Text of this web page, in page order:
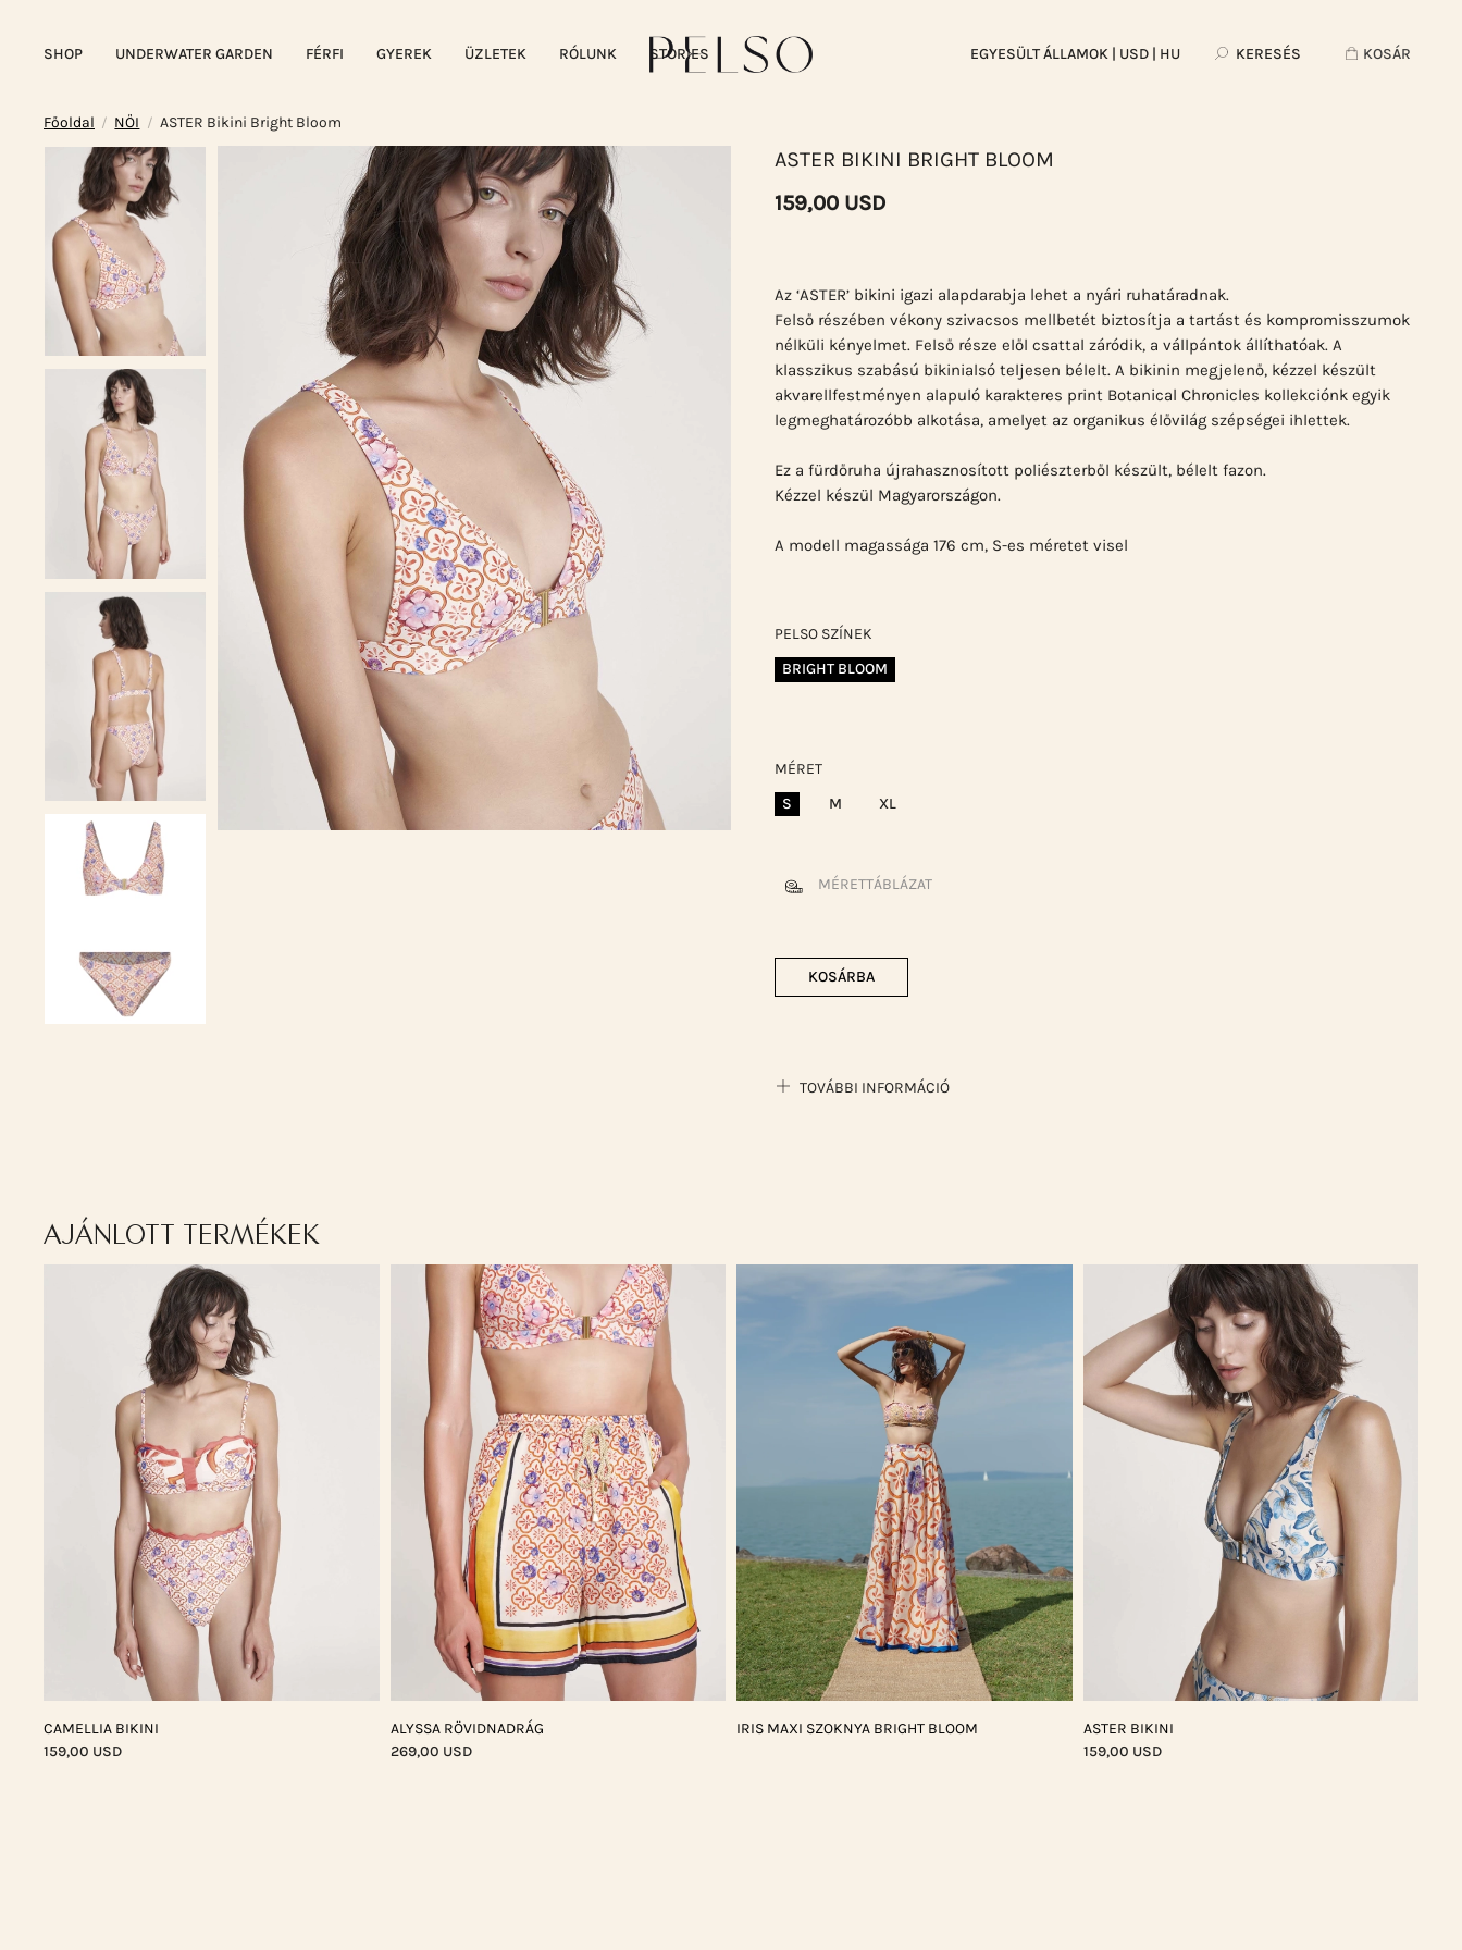
SHOP UNDERWATER GARDEN FÉRFI GYEREK ÜZLETEK RÓLUNK STORIES EGYESÜLT ÁLLAMOK| USD | HU KERESÉS KOSÁR
Főoldal / NŐI / ASTER Bikini Bright Bloom
ASTER BIKINI BRIGHT BLOOM
159,00 USD
Az ‘ASTER’ bikini igazi alapdarabja lehet a nyári ruhatáradnak.
Felső részében vékony szivacsos mellbetét biztosítja a tartást és kompromisszumok
nélküli kényelmet. Felső része elől csattal záródik, a vállpántok állíthatóak. A
klasszikus szabású bikinialsó teljesen bélelt. A bikinin megjelenő, kézzel készült
akvarellfestményen alapuló karakteres print Botanical Chronicles kollekciónk egyik
legmeghatározóbb alkotása, amelyet az organikus élővilág szépségei ihlettek.
Ez a fürdőruha újrahasznosított poliészterből készült, bélelt fazon.
Kézzel készül Magyarországon.
A modell magassága 176 cm, S-es méretet visel
PELSO SZÍNEK
BRIGHT BLOOM
MÉRET
S
M XL
MÉRETTÁBLÁZAT
KOSÁRBA
TOVÁBBI INFORMÁCIÓ
AJÁNLOTT TERMÉKEK
CAMELLIA BIKINI
159,00 USD
ALYSSA RÖVIDNADRÁG
269,00 USD
IRIS MAXI SZOKNYA BRIGHT BLOOM
ASTER BIKINI
159,00 USD